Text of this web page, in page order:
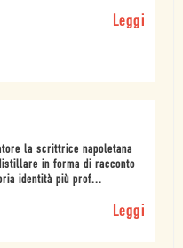
Leggi
la scrittrice napoletana
in forma di racconto
identità più prof...
Leggi